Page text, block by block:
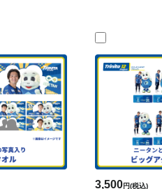
3,500円(税込)